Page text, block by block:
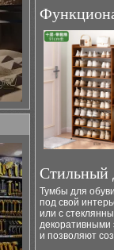
Стильный
Тумбы для
под свой
или с
декоративными
и позволяют